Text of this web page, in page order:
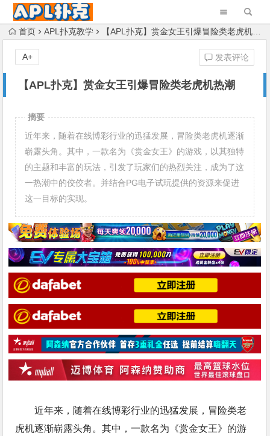
首页 APL扑克教学 【APL扑克】赏金女王引爆冒险类老虎机热潮
【APL扑克】赏金女王引爆冒险类老虎机热潮
发表评论
A+
摘要
近年来，随着在线博彩行业的迅猛发展，冒险类老虎机逐渐
崭露头角。其中，一款名为《赏金女王》的游戏，以其独特
的主题和丰富的玩法，引发了玩家们的热烈关注，成为了这
一热潮中的佼佼者。并结合PG电子试玩提供的资源来促进
这一目标的实现。
近年来，随着在线博彩行业的迅猛发展，冒险类老
虎机逐渐崭露头角。其中，一款名为《赏金女王》的游